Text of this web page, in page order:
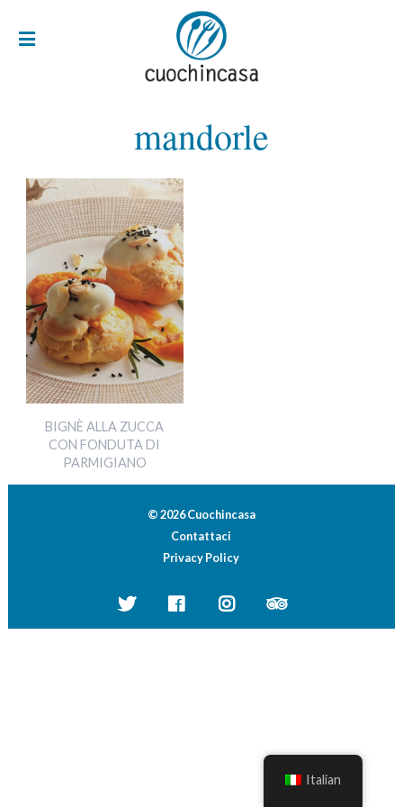
mandorle
BIGNÈ ALLA ZUCCA
CON FONDUTA DI
PARMIGIANO
© 2026 Cuochincasa
Contattaci
Privacy Policy
Italian